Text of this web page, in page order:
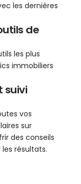
les dernières
de
les plus
immobiliers
suivi
vos
sur
des conseils
résultats.